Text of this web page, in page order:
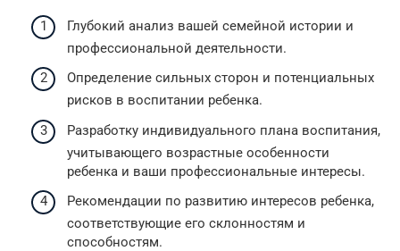
Глубокий анализ вашей семейной истории и
профессиональной деятельности.
Определение сильных сторон и потенциальных
рисков в воспитании ребенка.
Разработку индивидуального плана воспитания,
учитывающего возрастные особенности
ребенка и ваши профессиональные интересы.
Рекомендации по развитию интересов ребенка,
соответствующие его склонностям и
способностям.